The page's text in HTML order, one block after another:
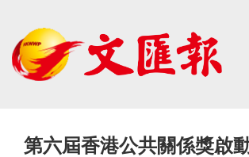
第六屆香港公共關係獎啟